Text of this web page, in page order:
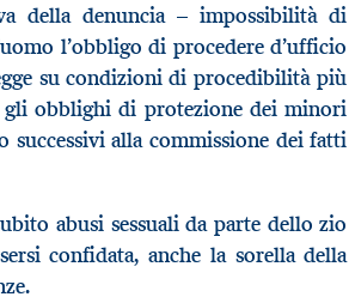
della denuncia – impossibilità di
l’obbligo di procedere d’ufficio
su condizioni di procedibilità più
obblighi di protezione dei minori
successivi alla commissione dei fatti
abusi sessuali da parte dello zio
confidata, anche la sorella della